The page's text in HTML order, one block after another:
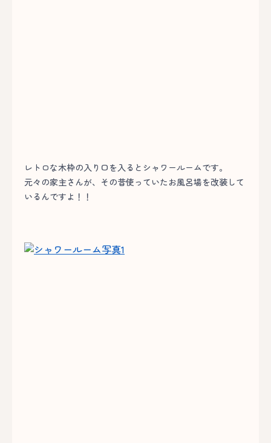
レトロな木枠の入り口を入るとシャワールームです。
元々の家主さんが、その昔使っていたお風呂場を改装して
いるんですよ！！